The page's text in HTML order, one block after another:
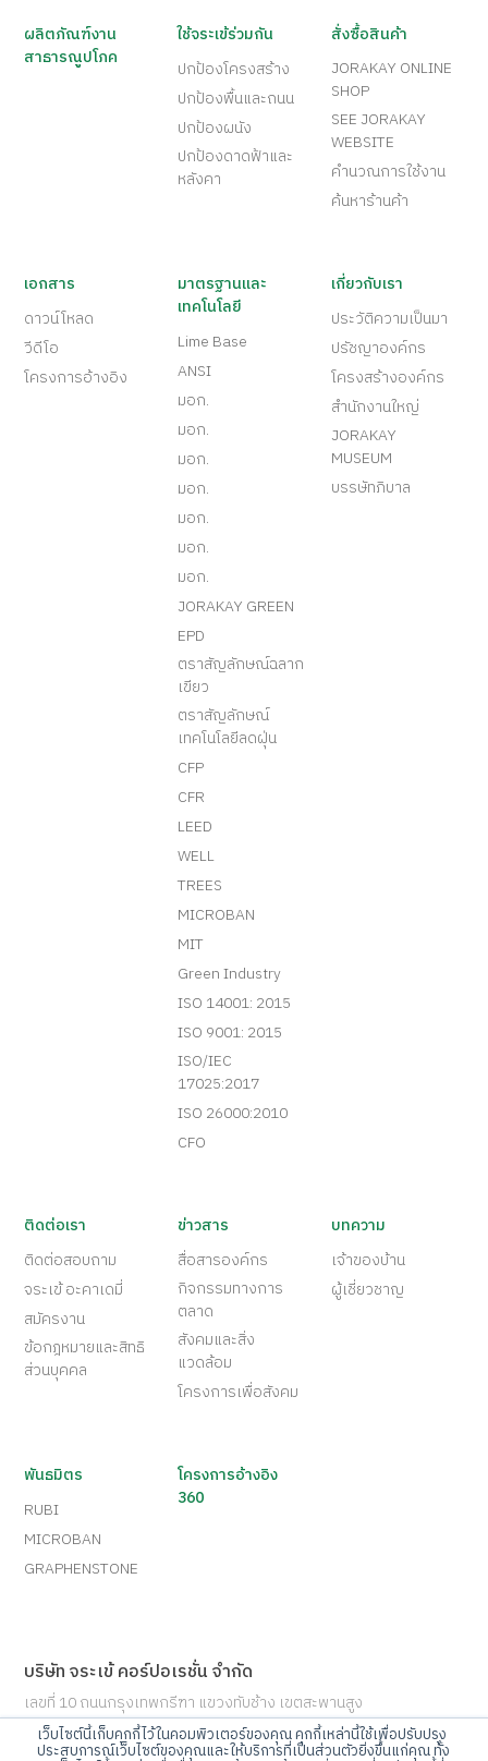
เว็บไซต์นี้เก็บคุกกี้ไว้ในคอมพิวเตอร์ของคุณ คุกกี้เหล่านี้ใช้เพื่อปรับปรุง
ประสบการณ์เว็บไซต์ของคุณและให้บริการที่เป็นส่วนตัวยิ่งขึ้นแก่คุณ ทั้ง
ผลิตภัณฑ์งาน
สาธารณูปโภค
ใช้จระเข้ร่วมกัน
ปกป้องโครงสร้าง
ปกป้องพื้นและถนน
ปกป้องผนัง
ปกป้องดาดฟ้าและ
หลังคา
สั่งซื้อสินค้า
JORAKAY ONLINE
SHOP
SEE JORAKAY
WEBSITE
คำนวณการใช้งาน
ค้นหาร้านค้า
เอกสาร
ดาวน์โหลด
วีดีโอ
โครงการอ้างอิง
มาตรฐานและ
เทคโนโลยี
Lime Base
ANSI
มอก.
มอก.
มอก.
มอก.
มอก.
มอก.
มอก.
JORAKAY GREEN
EPD
ตราสัญลักษณ์ฉลาก
เขียว
ตราสัญลักษณ์
เทคโนโลยีลดฝุ่น
CFP
CFR
LEED
WELL
TREES
MICROBAN
MIT
Green Industry
ISO 14001: 2015
ISO 9001: 2015
ISO/IEC
17025:2017
ISO 26000:2010
CFO
เกี่ยวกับเรา
ประวัติความเป็นมา
ปรัชญาองค์กร
โครงสร้างองค์กร
สำนักงานใหญ่
JORAKAY
MUSEUM
บรรษัทภิบาล
ติดต่อเรา
ติดต่อสอบถาม
จระเข้ อะคาเดมี่
สมัครงาน
ข้อกฎหมายและสิทธิ
ส่วนบุคคล
ข่าวสาร
สื่อสารองค์กร
กิจกรรมทางการ
ตลาด
สังคมและสิ่ง
แวดล้อม
โครงการเพื่อสังคม
บทความ
เจ้าของบ้าน
ผู้เชี่ยวชาญ
พันธมิตร
RUBI
MICROBAN
GRAPHENSTONE
โครงการอ้างอิง
360
บริษัท จระเข้ คอร์ปอเรชั่น จำกัด
เลขที่ 10 ถนนกรุงเทพกรีฑา แขวงทับช้าง เขตสะพานสูง
กรุงเทพมหานคร 10250